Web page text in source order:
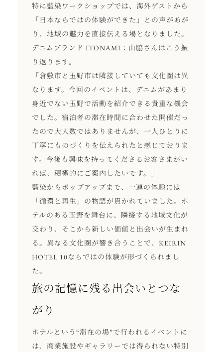
特に藍染ワークショップでは、海外ゲストから
「日本ならではの体験ができた」との声があが
り、地域の魅力を直接伝える場となりました。
デニムブランド ITONAMI：山脇さんはこう振
り返ります。
「倉敷市と玉野市は隣接していても文化圏は異
なります。今回のイベントは、デニムがあまり
身近でない玉野で活動を紹介できる貴重な機会
でした。宿泊者の滞在時間に合わせた開催だっ
たので大人数ではありませんが、一人ひとりに
丁寧にものづくりを伝えられたと感じておりま
す。今後も興味を持ってくださるお客さまがい
れば、積極的にご案内したいです。」
藍染からポップアップまで、一連の体験には
「循環と再生」の物語が貫かれていました。ホ
テルのある玉野を舞台に、隣接する地域文化が
交わり、そこから新しい価値と出会いが生まれ
る。異なる文化圏が響き合うことで、KEIRIN
HOTEL 10ならではの体験が形づくられまし
た。
旅の記憶に残る出会いとつな
がり
ホテルという“滞在の場”で行われるイベントに
は、商業施設やギャラリーでは得られない特別